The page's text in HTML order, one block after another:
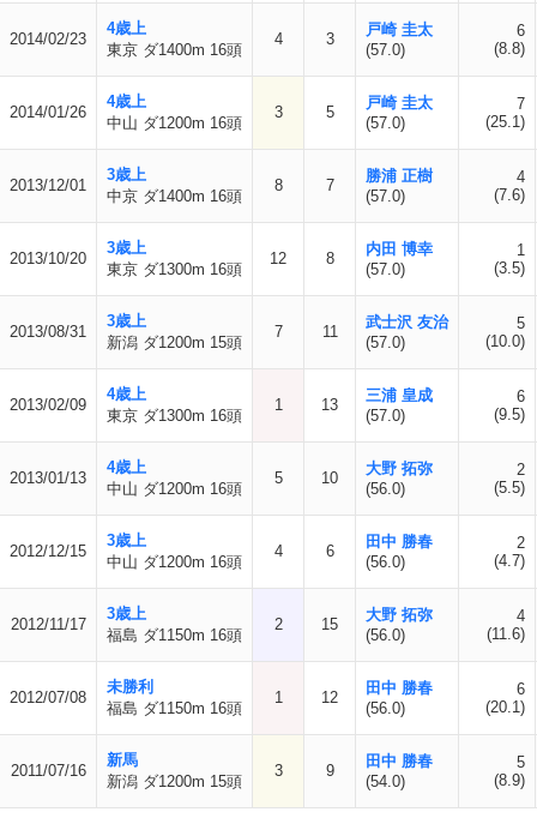
2014/02/23
4歳上
東京 ダ1400m 16頭
4 3
戸崎 圭太
(57.0)
6
(8.8)
2014/01/26
4歳上
中山 ダ1200m 16頭
3 5
戸崎 圭太
(57.0)
7
(25.1)
2013/12/01
3歳上
中京 ダ1400m 16頭
8 7
勝浦 正樹
(57.0)
4
(7.6)
2013/10/20
3歳上
東京 ダ1300m 16頭
12 8
内田 博幸
(57.0)
1
(3.5)
2013/08/31
3歳上
新潟 ダ1200m 15頭
7 11
武士沢 友治
(57.0)
5
(10.0)
2013/02/09
4歳上
東京 ダ1300m 16頭
1 13
三浦 皇成
(57.0)
6
(9.5)
2013/01/13
4歳上
中山 ダ1200m 16頭
5 10
大野 拓弥
(56.0)
2
(5.5)
2012/12/15
3歳上
中山 ダ1200m 16頭
4 6
田中 勝春
(56.0)
2
(4.7)
2012/11/17
3歳上
福島 ダ1150m 16頭
2 15
大野 拓弥
(56.0)
4
(11.6)
2012/07/08
未勝利
福島 ダ1150m 16頭
1 12
田中 勝春
(56.0)
6
(20.1)
2011/07/16
新馬
新潟 ダ1200m 15頭
3 9
田中 勝春
(54.0)
5
(8.9)